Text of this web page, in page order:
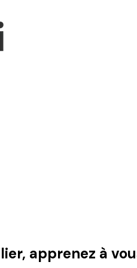
apprenez à